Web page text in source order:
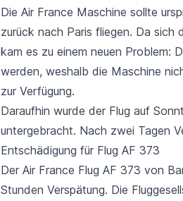
Die Air France Maschine sollte
zurück nach Paris fliegen. Da sich
kam es zu einem neuen Problem:
werden, weshalb die Maschine
zur Verfügung.
Daraufhin wurde der Flug auf
untergebracht. Nach zwei Tagen
Entschädigung für Flug AF 373
Der Air France Flug AF 373 von
Stunden Verspätung. Die